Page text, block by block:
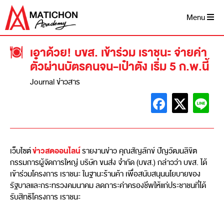
Menu
เอาด้วย! บขส. เข้าร่วม เราชนะ จ่ายค่า
ตั๋วผ่านบัตรคนจน-เป๋าตัง เริ่ม 5 ก.พ.นี้
Journal ข่าวสาร
เว็บไซต์ข่าวสดออนไลน์รายงานข่าว คุณสัญลักข์ ปัญวัฒนลิขิต
กรรมการผู้จัดการใหญ่ บริษัท ขนส่ง จำกัด (บขส.) กล่าวว่า บขส. ได้
เข้าร่วมโครงการ เราชนะ ในฐานะร้านค้า เพื่อสนับสนุนนโยบายของ
รัฐบาลและกระทรวงคมนาคม ลดภาระค่าครองชีพให้แก่ประชาชนที่ได้
รับสิทธิโครงการ เราชนะ